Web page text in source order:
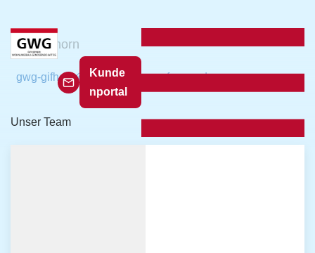
Kunde
nportal
gwg_gifhorn
gwg-gifhorn@interessentenanfragen.de
Unser Team